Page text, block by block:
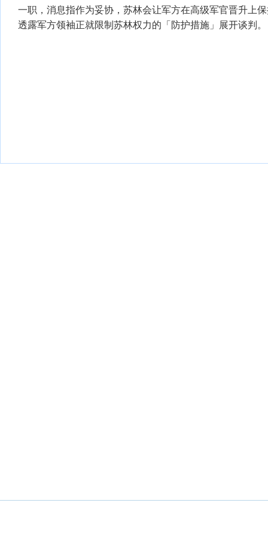
一职，消息指作为妥协，苏林会让军方在高级军官晋升上
透露军方领袖正就限制苏林权力的「防护措施」展开谈判